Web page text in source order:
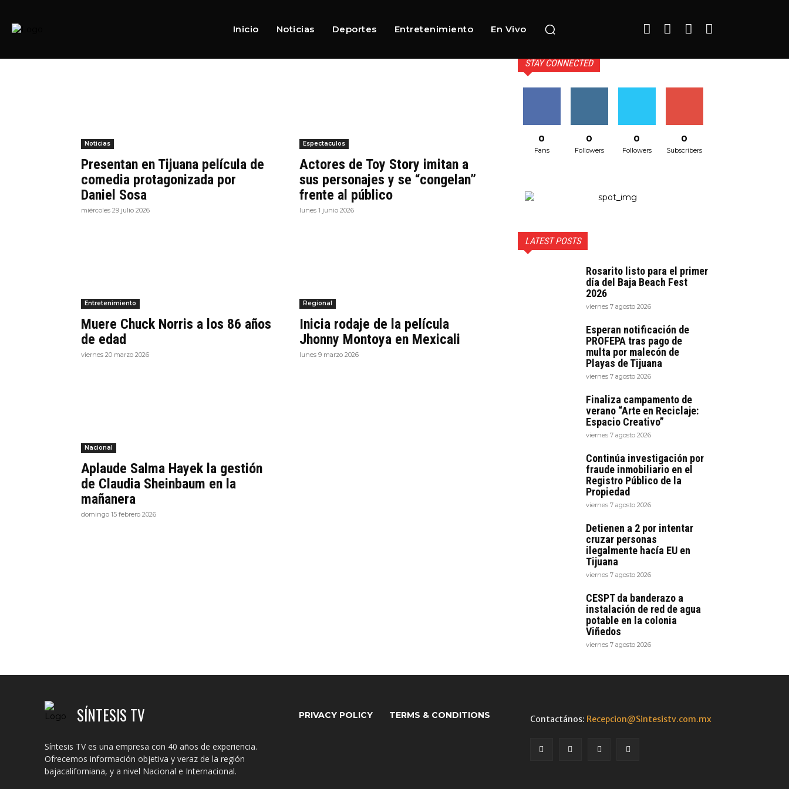
Inicio Noticias Deportes Entretenimiento En Vivo
Noticias
Presentan en Tijuana película de
comedia protagonizada por
Daniel Sosa
miércoles 29 julio 2026
Espectaculos
Actores de Toy Story imitan a
sus personajes y se “congelan”
frente al público
lunes 1 junio 2026
Entretenimiento
Muere Chuck Norris a los 86 años
de edad
viernes 20 marzo 2026
Regional
Inicia rodaje de la película
Jhonny Montoya en Mexicali
lunes 9 marzo 2026
Nacional
Aplaude Salma Hayek la gestión
de Claudia Sheinbaum en la
mañanera
domingo 15 febrero 2026
STAY CONNECTED
0
Fans
0
Followers
0
Followers
0
Subscribers
LATEST POSTS
Rosarito listo para el primer
día del Baja Beach Fest
2026
viernes 7 agosto 2026
Esperan notificación de
PROFEPA tras pago de
multa por malecón de
Playas de Tijuana
viernes 7 agosto 2026
Finaliza campamento de
verano “Arte en Reciclaje:
Espacio Creativo”
viernes 7 agosto 2026
Continúa investigación por
fraude inmobiliario en el
Registro Público de la
Propiedad
viernes 7 agosto 2026
Detienen a 2 por intentar
cruzar personas
ilegalmente hacía EU en
Tijuana
viernes 7 agosto 2026
CESPT da banderazo a
instalación de red de agua
potable en la colonia
Viñedos
viernes 7 agosto 2026
SÍNTESIS TV
Síntesis TV es una empresa con 40 años de experiencia.
Ofrecemos información objetiva y veraz de la región
bajacaliforniana, y a nivel Nacional e Internacional.
PRIVACY POLICY TERMS & CONDITIONS Contactános: Recepcion@Sintesistv.com.mx